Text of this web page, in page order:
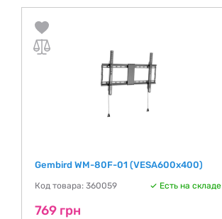
Gembird WM-80F-01 (VESA600х400)
Код товара: 360059 Есть на складе
769 грн